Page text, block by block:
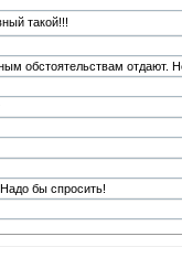
такой!!!
обстоятельствам отдают.
бы спросить!